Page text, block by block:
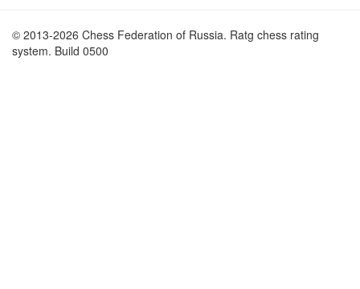
© 2013-2026 Chess Federation of Russia. Ratg chess rating
system. Build 0500